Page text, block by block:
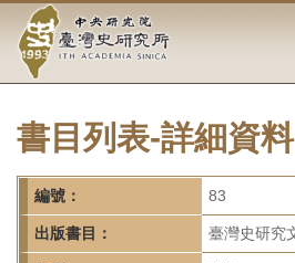
要
中
央
研
究
院-
臺
書目列表-詳細資料
編號： 83
出版書目： 臺灣史研究